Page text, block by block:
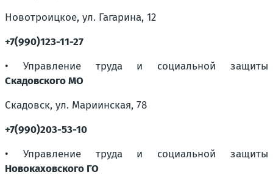
Новотроицкое, ул. Гагарина, 12
+7(990)123-11-27
• Управление труда и социальной защиты
Скадовского МО
Скадовск, ул. Мариинская, 78
+7(990)203-53-10
• Управление труда и социальной защиты
Новокаховского ГО